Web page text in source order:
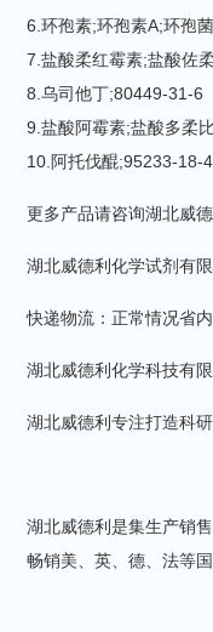
6.环孢素;环孢素A;环孢
7.盐酸柔红霉素;盐酸佐
8.乌司他丁;80449-31-6
9.盐酸阿霉素;盐酸多柔
10.阿托伐醌;95233-18-4
更多产品请咨询湖北威
湖北威德利化学试剂有
快递物流：正常情况省
湖北威德利化学科技有
湖北威德利专注打造科
湖北威德利是集生产销
畅销美、英、德、法等